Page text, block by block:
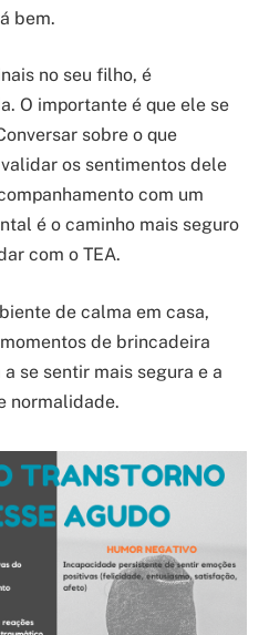
bem.
no seu filho, é
O importante é que ele se
sobre o que
os sentimentos dele
com um
é o caminho mais seguro
com o TEA.
de calma em casa,
de brincadeira
se sentir mais segura e a
normalidade.